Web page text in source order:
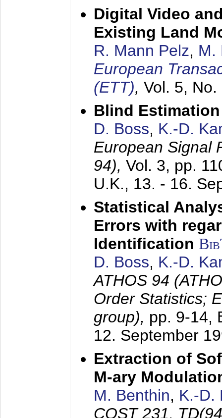
Digital Video
Existing Land
R. Mann Pelz, M.
European
(ETT), Vol. 5,
Blind
D. Boss, K.-D.
European Signal
94), Vol. 3, pp.
U.K., 13. - 16.
Statistical
Errors with
Identification
D. Boss, K.-D.
ATHOS 94
Order Statistics;
group), pp. 9-14,
12. September
Extraction of
M-ary
M. Benthin, K.-D.
COST 231,